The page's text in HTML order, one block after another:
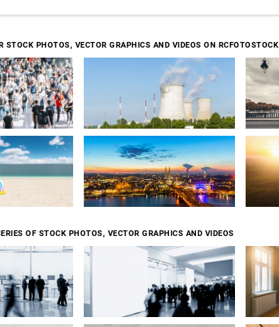
STOCK PHOTOS, VECTOR GRAPHICS AND VIDEOS ON RCFOTOSTOCK
OF STOCK PHOTOS, VECTOR GRAPHICS AND VIDEOS